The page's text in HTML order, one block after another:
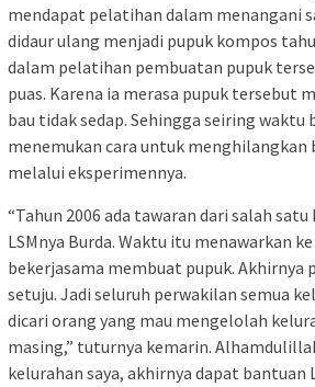
mendapat pelatihan dalam menangani
didaur ulang menjadi pupuk kompos
dalam pelatihan pembuatan pupuk
puas. Karena ia merasa pupuk tersebut
bau tidak sedap. Sehingga seiring waktu
menemukan cara untuk menghilangkan
melalui eksperimennya.
“Tahun 2006 ada tawaran dari salah satu
LSMnya Burda. Waktu itu menawarkan
bekerjasama membuat pupuk. Akhirnya
setuju. Jadi seluruh perwakilan semua
dicari orang yang mau mengelolah
masing,” tuturnya kemarin.
kelurahan saya, akhirnya dapat bantuan